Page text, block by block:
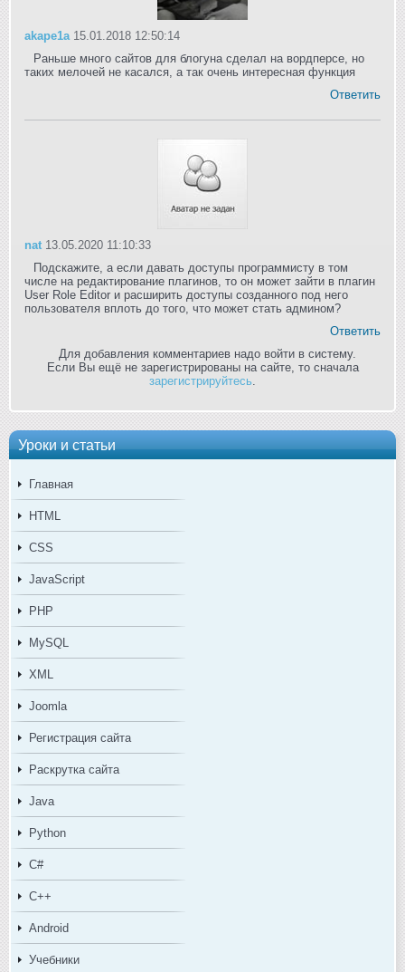
Уроки и статьи
Главная
HTML
CSS
JavaScript
PHP
MySQL
XML
Joomla
Регистрация сайта
Раскрутка сайта
Java
Python
C#
C++
Android
Учебники
akape1a 15.01.2018 12:50:14
Раньше много сайтов для блогуна сделал на вордперсе, но
таких мелочей не касался, а так очень интересная функция
Ответить
nat 13.05.2020 11:10:33
Подскажите, а если давать доступы программисту в том
числе на редактирование плагинов, то он может зайти в плагин
User Role Editor и расширить доступы созданного под него
пользователя вплоть до того, что может стать админом?
Ответить
Для добавления комментариев надо войти в систему.
Если Вы ещё не зарегистрированы на сайте, то сначала
зарегистрируйтесь.